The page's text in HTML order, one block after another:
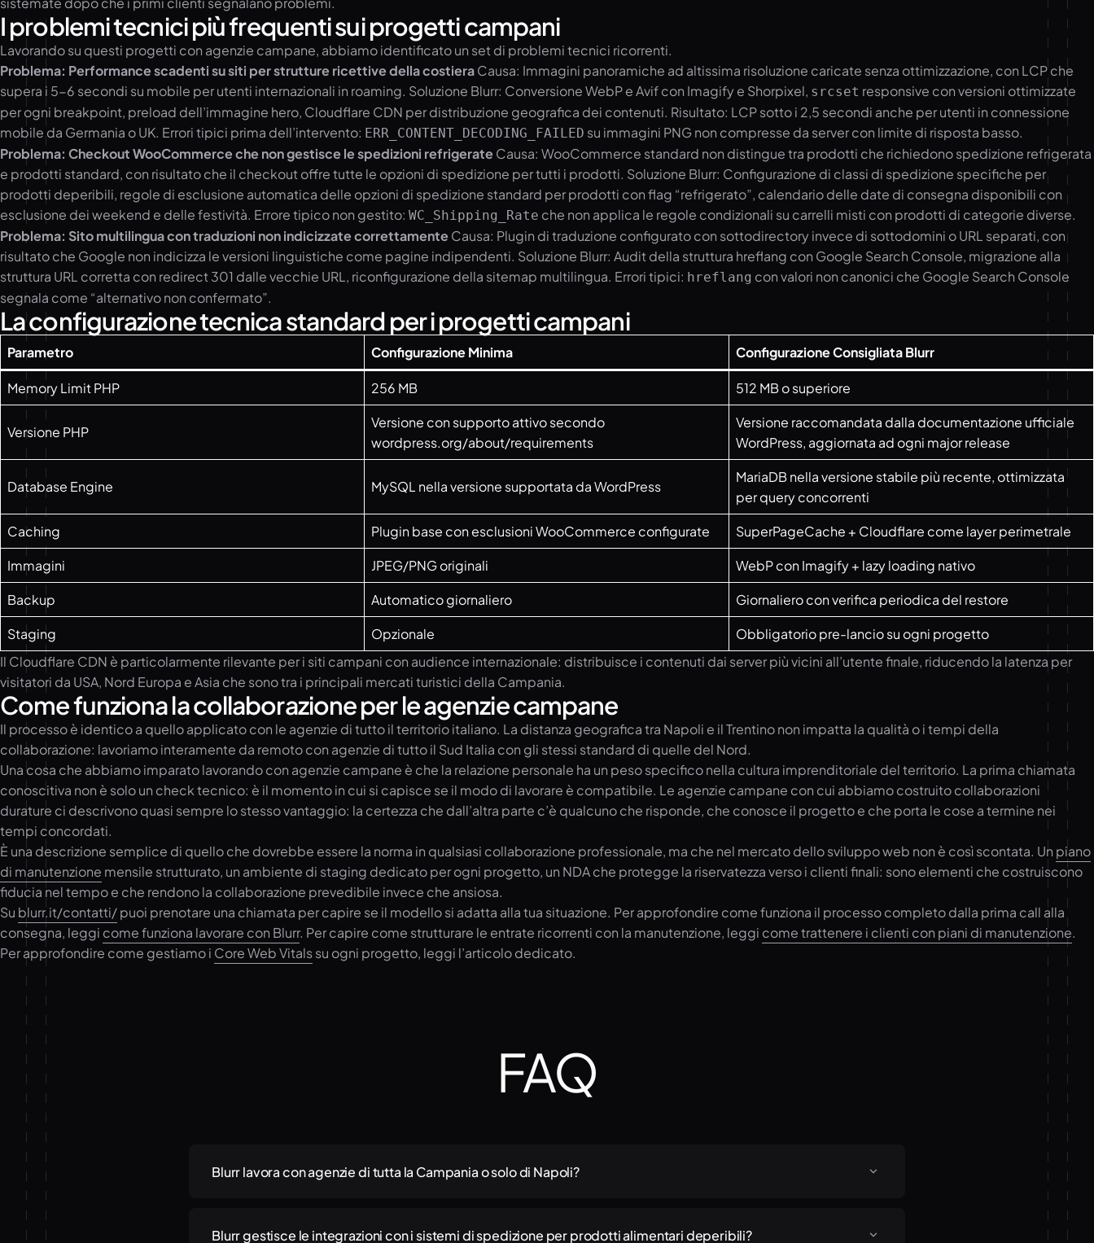
I problemi tecnici più frequenti sui progetti campani
Lavorando su questi progetti con agenzie campane, abbiamo identificato un set di problemi tecnici ricorrenti.
Problema: Performance scadenti su siti per strutture ricettive della costieraCausa: Immagini panoramiche ad altissima risoluzione caricate senza ottimizzazione, con LCP che
supera i 5-6 secondi su mobile per utenti internazionali in roaming. Soluzione Blurr: Conversione WebP e Avif con Imagify e Shorpixel, srcset responsive con versioni ottimizzate
per ogni breakpoint, preload dell’immagine hero, Cloudflare CDN per distribuzione geografica dei contenuti. Risultato: LCP sotto i 2,5 secondi anche per utenti in connessione
mobile da Germania o UK. Errori tipici prima dell’intervento: ERR_CONTENT_DECODING_FAILED su immagini PNG non compresse da server con limite di risposta basso.
Problema: Checkout WooCommerce che non gestisce le spedizioni refrigerate Causa: WooCommerce standard non distingue tra prodotti che richiedono spedizione refrigerata
e prodotti standard, con risultato che il checkout offre tutte le opzioni di spedizione per tutti i prodotti. Soluzione Blurr: Configurazione di classi di spedizione specifiche per
prodotti deperibili, regole di esclusione automatica delle opzioni di spedizione standard per prodotti con flag “refrigerato”, calendario delle date di consegna disponibili con
esclusione dei weekend e delle festività. Errore tipico non gestito: WC_Shipping_Rate che non applica le regole condizionali su carrelli misti con prodotti di categorie diverse.
Problema: Sito multilingua con traduzioni non indicizzate correttamente Causa: Plugin di traduzione configurato con sottodirectory invece di sottodomini o URL separati, con
risultato che Google non indicizza le versioni linguistiche come pagine indipendenti. Soluzione Blurr: Audit della struttura hreflang con Google Search Console, migrazione alla
struttura URL corretta con redirect 301 dalle vecchie URL, riconfigurazione della sitemap multilingua. Errori tipici: hreflang con valori non canonici che Google Search Console
segnala come “alternativo non confermato”.
La configurazione tecnica standard per i progetti campani
Parametro Configurazione Minima Configurazione Consigliata Blurr
Memory Limit PHP 256 MB 512 MB o superiore
Versione PHP
Versione con supporto attivo secondo
wordpress.org/about/requirements
Versione raccomandata dalla documentazione ufficiale
WordPress, aggiornata ad ogni major release
Database Engine MySQL nella versione supportata da WordPress
MariaDB nella versione stabile più recente, ottimizzata
per query concorrenti
Caching
Plugin base con esclusioni WooCommerce configurate
SuperPageCache + Cloudflare come layer perimetrale
Immagini
JPEG/PNG originali
WebP con Imagify + lazy loading nativo
Backup
Automatico giornaliero
Giornaliero con verifica periodica del restore
Staging
Opzionale
Obbligatorio pre-lancio su ogni progetto
Il Cloudflare CDN è particolarmente rilevante per i siti campani con audience internazionale: distribuisce i contenuti dai server più vicini all’utente finale, riducendo la latenza per
visitatori da USA, Nord Europa e Asia che sono tra i principali mercati turistici della Campania.
Come funziona la collaborazione per le agenzie campane
Il processo è identico a quello applicato con le agenzie di tutto il territorio italiano. La distanza geografica tra Napoli e il Trentino non impatta la qualità o i tempi della
collaborazione: lavoriamo interamente da remoto con agenzie di tutto il Sud Italia con gli stessi standard di quelle del Nord.
Una cosa che abbiamo imparato lavorando con agenzie campane è che la relazione personale ha un peso specifico nella cultura imprenditoriale del territorio. La prima chiamata
conoscitiva non è solo un check tecnico: è il momento in cui si capisce se il modo di lavorare è compatibile. Le agenzie campane con cui abbiamo costruito collaborazioni
durature ci descrivono quasi sempre lo stesso vantaggio: la certezza che dall’altra parte c’è qualcuno che risponde, che conosce il progetto e che porta le cose a termine nei
tempi concordati.
È una descrizione semplice di quello che dovrebbe essere la norma in qualsiasi collaborazione professionale, ma che nel mercato dello sviluppo web non è così scontata. Un piano
di manutenzione mensile strutturato, un ambiente di staging dedicato per ogni progetto, un NDA che protegge la riservatezza verso i clienti finali: sono elementi che costruiscono
fiducia nel tempo e che rendono la collaborazione prevedibile invece che ansiosa.
Su blurr.it/contatti/puoi prenotare una chiamata per capire se il modello si adatta alla tua situazione. Per approfondire come funziona il processo completo dalla prima call alla
consegna, leggi come funziona lavorare con Blurr. Per capire come strutturare le entrate ricorrenti con la manutenzione, leggi come trattenere i clienti con piani di manutenzione.
Per approfondire come gestiamo i Core Web Vitalssu ogni progetto, leggi l’articolo dedicato.
FAQ
Blurr lavora con agenzie di tutta la Campania o solo di Napoli?
La collaborazione è interamente da remoto e il processo è identico indipendentemente dalla provincia. Napoli è la
Blurr gestisce le integrazioni con i sistemi di spedizione per prodotti alimentari deperibili?